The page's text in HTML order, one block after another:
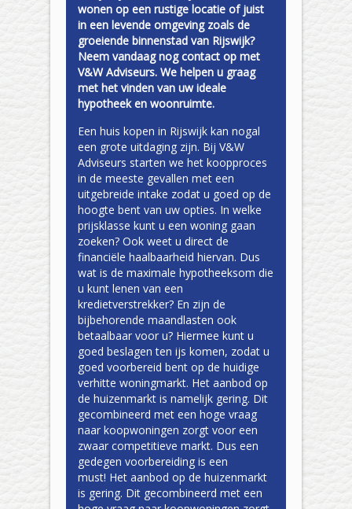
wonen op een rustige locatie of juist
in een levende omgeving zoals de
groeiende binnenstad van Rijswijk?
Neem vandaag nog contact op met
V&W Adviseurs. We helpen u graag
met het vinden van uw ideale
hypotheek en woonruimte.
Een huis kopen in Rijswijk kan nogal
een grote uitdaging zijn. Bij V&W
Adviseurs starten we het koopproces
in de meeste gevallen met een
uitgebreide intake zodat u goed op de
hoogte bent van uw opties. In welke
prijsklasse kunt u een woning gaan
zoeken? Ook weet u direct de
financiële haalbaarheid hiervan. Dus
wat is de maximale hypotheeksom die
u kunt lenen van een
kredietverstrekker? En zijn de
bijbehorende maandlasten ook
betaalbaar voor u? Hiermee kunt u
goed beslagen ten ijs komen, zodat u
goed voorbereid bent op de huidige
verhitte woningmarkt. Het aanbod op
de huizenmarkt is namelijk gering. Dit
gecombineerd met een hoge vraag
naar koopwoningen zorgt voor een
zwaar competitieve markt. Dus een
gedegen voorbereiding is een
must! Het aanbod op de huizenmarkt
is gering. Dit gecombineerd met een